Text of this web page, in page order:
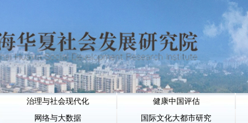
治理与社会现代化 健康中国评估
网络与大数据 国际文化大都市研究